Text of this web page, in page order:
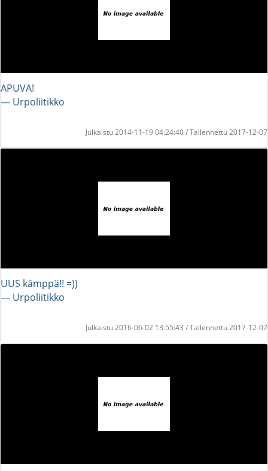
APUVA!
― Urpoliitikko
Julkaistu 2014-11-19 04:24:40 / Tallennettu 2017-12-07
UUS kämppä!! =))
― Urpoliitikko
Julkaistu 2016-06-02 13:55:43 / Tallennettu 2017-12-07